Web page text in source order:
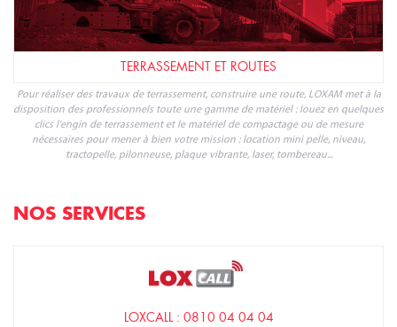
TERRASSEMENT ET ROUTES
Pour réaliser des travaux de terrassement, construire une route, LOXAM met à la
disposition des professionnels toute une gamme de matériel : louez en quelques
clics l'engin de terrassement et le matériel de compactage ou de mesure
nécessaires pour mener à bien votre mission : location mini pelle, niveau,
tractopelle, pilonneuse, plaque vibrante, laser, tombereau...
NOS SERVICES
LOXCALL : 0810 04 04 04